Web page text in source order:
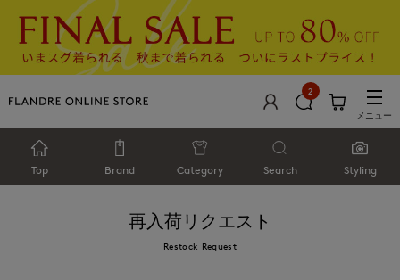
2
メニュー
Top Brand Category Search Styling
再入荷リクエスト
Restock Request